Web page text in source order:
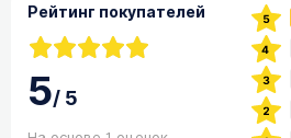
Рейтинг покупателей
5/5